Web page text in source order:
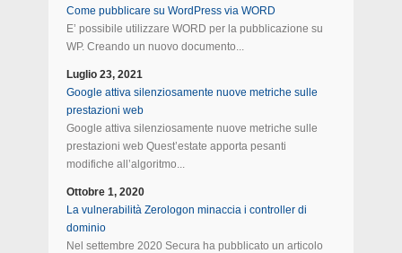
Come pubblicare su WordPress via WORD
E’ possibile utilizzare WORD per la pubblicazione su
WP. Creando un nuovo documento...
Luglio 23, 2021
Google attiva silenziosamente nuove metriche sulle
prestazioni web
Google attiva silenziosamente nuove metriche sulle
prestazioni web Quest’estate apporta pesanti
modifiche all’algoritmo...
Ottobre 1, 2020
La vulnerabilità Zerologon minaccia i controller di
dominio
Nel settembre 2020 Secura ha pubblicato un articolo